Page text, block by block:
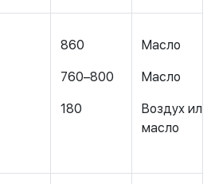
860
760–800
180
Масло
Масло
Воздух или
масло